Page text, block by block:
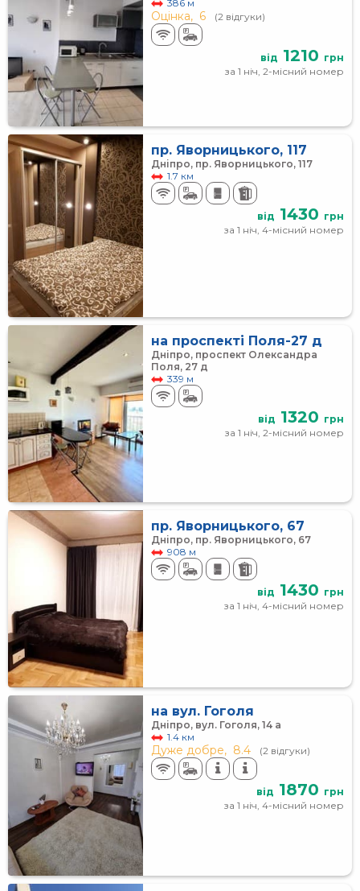
386 м
Оцінка, 6 (2 відгуки)
від 1210 грн
за 1 ніч, 2-місний номер
пр. Яворницького, 117
Дніпро, пр. Яворницького, 117
1.7 км
від 1430 грн
за 1 ніч, 4-місний номер
на проспекті Поля-27 д
Дніпро, проспект Олександра
Поля, 27 д
339 м
від 1320 грн
за 1 ніч, 2-місний номер
пр. Яворницького, 67
Дніпро, пр. Яворницького, 67
908 м
від 1430 грн
за 1 ніч, 4-місний номер
на вул. Гоголя
Дніпро, вул. Гоголя, 14 а
1.4 км
Дуже добре, 8.4 (2 відгуки)
від 1870 грн
за 1 ніч, 4-місний номер